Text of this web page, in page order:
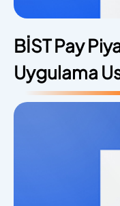
BİST Pay
Uygulama